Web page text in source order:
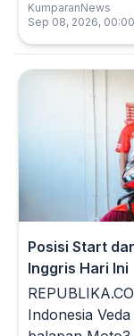
KumparanNews
Sep 08, 2026,
Posisi Start
Inggris Hari Ini
Indonesia